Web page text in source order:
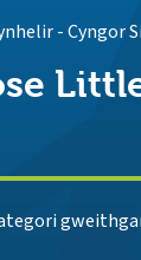
-Cyngor